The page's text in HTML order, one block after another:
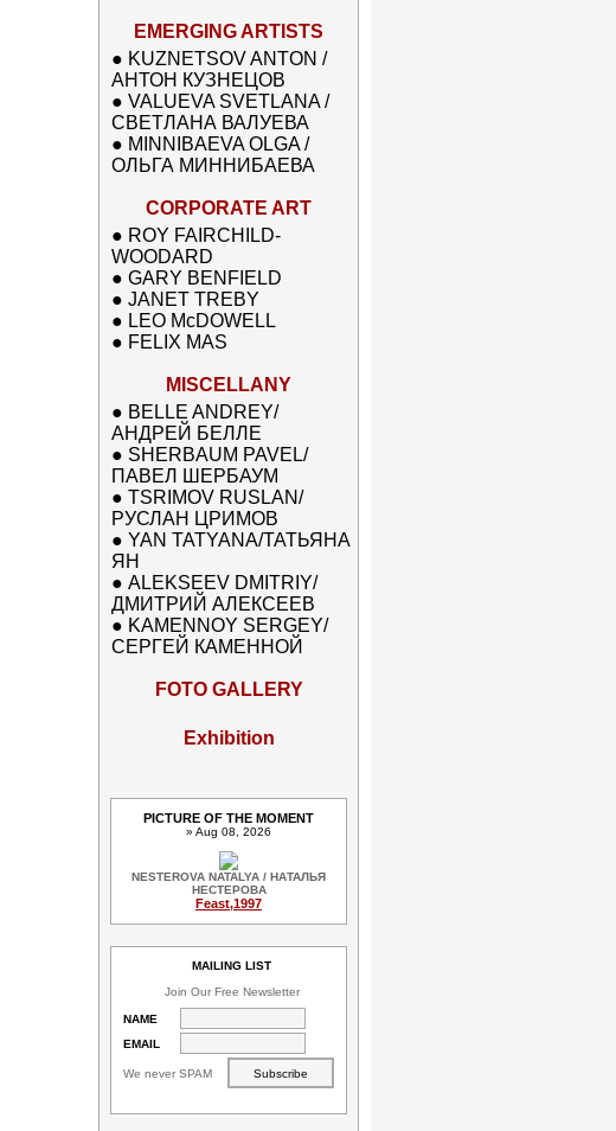
EMERGING ARTISTS
● KUZNETSOV ANTON /
АНТОН КУЗНЕЦОВ
● VALUEVA SVETLANA /
СВЕТЛАНА ВАЛУЕВА
● MINNIBAEVA OLGA /
ОЛЬГА МИННИБАЕВА
CORPORATE ART
● ROY FAIRCHILD-
WOODARD
● GARY BENFIELD
● JANET TREBY
● LEO McDOWELL
● FELIX MAS
MISCELLANY
● BELLE ANDREY/
АНДРЕЙ БЕЛЛЕ
● SHERBAUM PAVEL/
ПАВЕЛ ШЕРБАУМ
● TSRIMOV RUSLAN/
РУСЛАН ЦРИМОВ
● YAN TATYANA/ТАТЬЯНА
ЯН
● ALEKSEEV DMITRIY/
ДМИТРИЙ АЛЕКСЕЕВ
● KAMENNOY SERGEY/
СЕРГЕЙ КАМЕННОЙ
FOTO GALLERY
Exhibition
PICTURE OF THE MOMENT
» Aug 08, 2026
NESTEROVA NATALYA / НАТАЛЬЯ
НЕСТЕРОВА
Feast,1997
MAILING LIST
Join Our Free Newsletter
NAME
EMAIL
We never SPAM